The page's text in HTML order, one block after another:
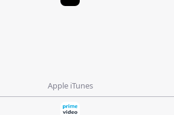
Apple iTunes